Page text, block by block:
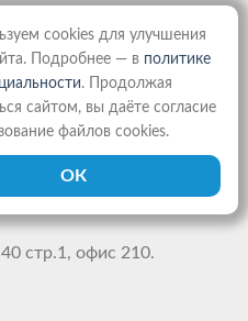
стр.1, офис 210.
cookies для улучшения
Подробнее — в политике
. Продолжая
сайтом, вы даёте согласие
файлов cookies.